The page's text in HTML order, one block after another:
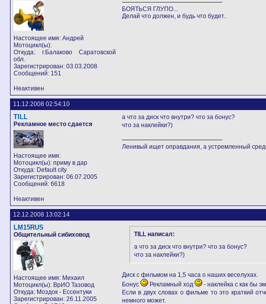
Настоящее имя: Андрей
Мотоцикл(ы):
Откуда: г.Балаково Саратовской
обл.
Зарегистрирован: 03.03.2008
Сообщений: 151
БОЯТЬСЯ ГЛУПО...
Делай что должен, и будь что будет..
Неактивен
11.12.2008 02:54:10
TILL
Рекламное место сдается
Настоящее имя:
Мотоцикл(ы): приму в дар
Откуда: Default city
Зарегистрирован: 06.07.2005
Сообщений: 6618
а что за диск что внутри? что за бонус?
что за наклейки?)
Ленивый ищет оправдания, а устремленный
Неактивен
12.12.2008 13:02:14
LM15RUS
Общительный сибиховод
Настоящее имя: Михаил
Мотоцикл(ы): ВрИО Тазовод
Откуда: Моздок - Ессентуки
Зарегистрирован: 26.11.2005
TILL написал:
а что за диск что внутри? что за бонус?
что за наклейки?)
Диск с фильмом на 1,5 часа о наших веселухах.
Бонус
Рекламный ход
- наклейка с как бы
Если в двух словах о фильме то это краткий
немного может.